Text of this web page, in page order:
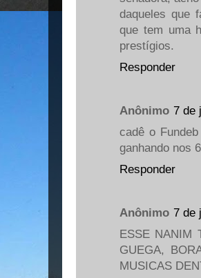
daqueles que
que tem uma
prestígios.
Responder
Anônimo 7 de
cadê o
ganhando nos
Responder
Anônimo 7 de
ESSE NANIM
GUEGA,
MUSICAS